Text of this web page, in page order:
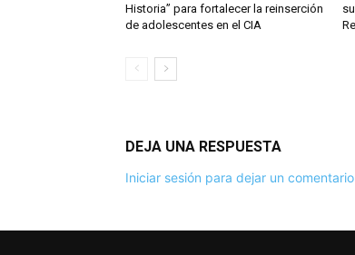
Historia” para fortalecer la reinserción
de adolescentes en el CIA
DEJA UNA RESPUESTA
Iniciar sesión para dejar un comentario